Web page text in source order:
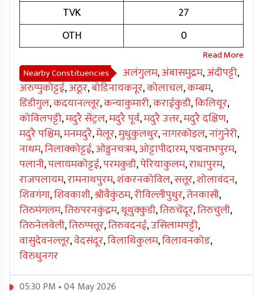
TVK
27
OTH
0
Nearby Constituencies अलंगुलम,अंबासमुद्रम,अंदीपट्टी,
अरुप्पुकोट्टई,अठूर,बोडिनायकनूर,कोलाचल,कम्बम,
डिंडीगुल,कदयानल्लूर,कन्याकुमारी,कराईकुडी,किलियूर,
कोविलपट्टी,मदुरै सेंट्रल,मदुरै पूर्व,मदुरै उत्तर,मदुरै दक्षिण,
मदुरै पश्चिम,मनमदुरै,मेलूर,मुधुकुलथुर,नागरकोइल,नांगुनेरी,
नाथम,निलाक्कोट्टई,ओड्डनचत्रम,ओट्टापीदारम,पद्मनाभपुरम,
पलानी,पलायमकोट्टई,परमकुडी,पेरियाकुलम,राधापुरम,
राजपलायम,रामनाथपुरम,शंकरनकोविल,सत्तूर,शोलावंदन,
शिवगंगा,शिवकाशी,श्रीवैकुंठम,रीविल्लीपुथुर,तेनकासी,
तिरुमंगलम,तिरुपरनकुंद्रम,थूथुक्कुडी,तिरुचेंदूर,तिरुचुली,
तिरुनेलवेली,तिरुप्पत्तूर,तिरुवदनई,उसिलामपट्टी,
वासुदेवनल्लूर,वेदसंदूर,विलाथिकुलम,विलावनकोड,
विरुधुनगर
05:30 PM • 04 May 2026